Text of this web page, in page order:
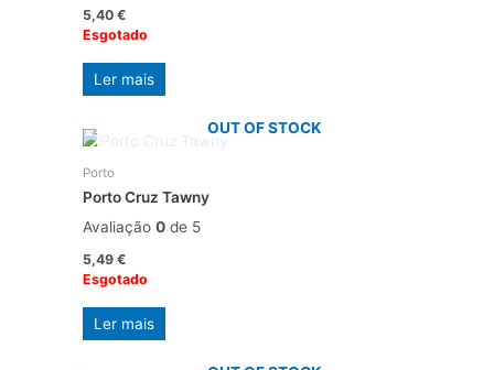
5,40 €
Esgotado
Ler mais
OUT OF STOCK
Porto
Porto Cruz Tawny
Avaliação 0de 5
5,49 €
Esgotado
Ler mais